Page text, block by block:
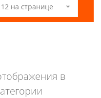
12 на странице
в